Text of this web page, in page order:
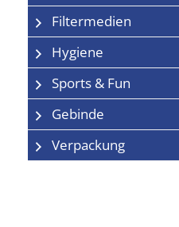
Filtermedien
Hygiene
Sports & Fun
Gebinde
Verpackung